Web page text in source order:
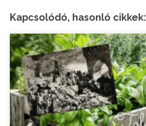
Kapcsolódó, hasonló cikkek: